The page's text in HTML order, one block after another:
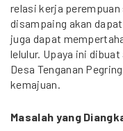
relasi kerja
disampaing akan
juga dapat
lelulur. Upaya ini
Desa Tenganan
kemajuan.
Masalah yang